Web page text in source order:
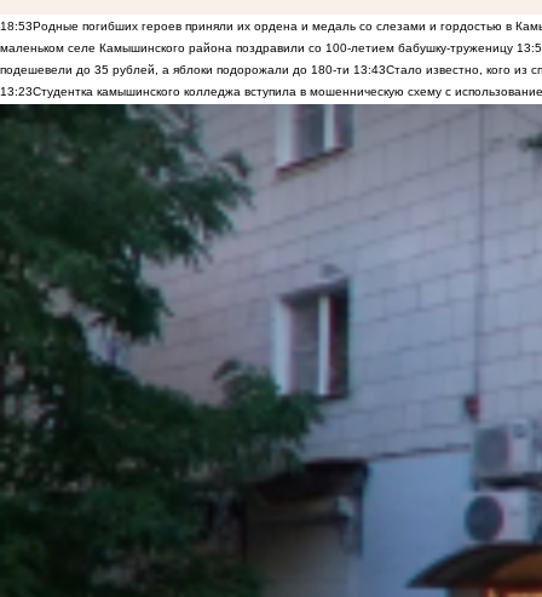
18:53Родные погибших героев приняли их ордена и медаль со слезами и гордостью в
маленьком селе Камышинского района поздравили со 100-летием бабушку-труженицу
подешевели до 35 рублей, а яблоки подорожали до 180-ти 13:43Стало известно, кого из
13:23Студентка камышинского колледжа вступила в мошенническую схему с